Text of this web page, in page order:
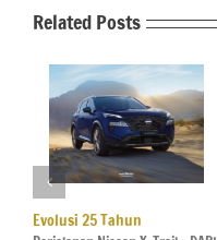
Related Posts
Evolusi 25 Tahun